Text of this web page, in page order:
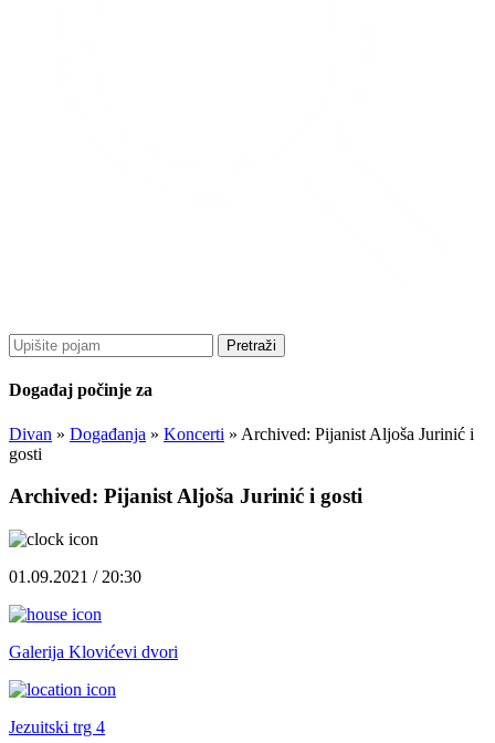
Pretraži
Događaj počinje za
Divan » Događanja » Koncerti » Archived: Pijanist Aljoša Jurinić i
gosti
Archived: Pijanist Aljoša Jurinić i gosti
01.09.2021 / 20:30
Galerija Klovićevi dvori
Jezuitski trg 4